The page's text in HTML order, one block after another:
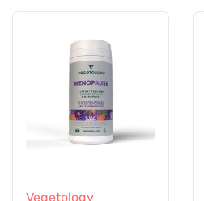
Vegetology